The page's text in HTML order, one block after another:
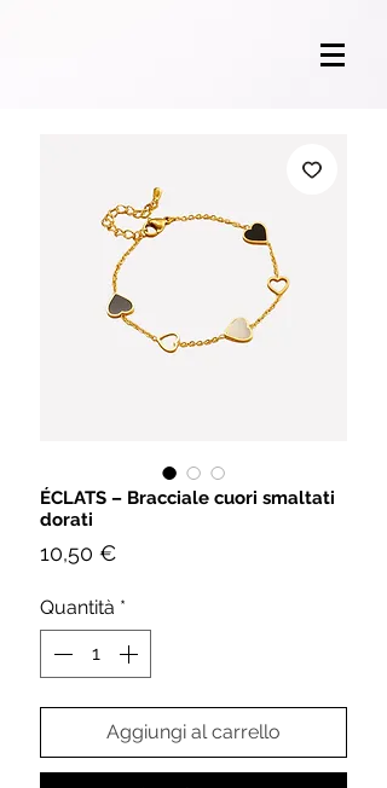
ÉCLATS – Bracciale cuori smaltati
dorati
10,50 €Prezzo
Quantità *
Aggiungi al carrello